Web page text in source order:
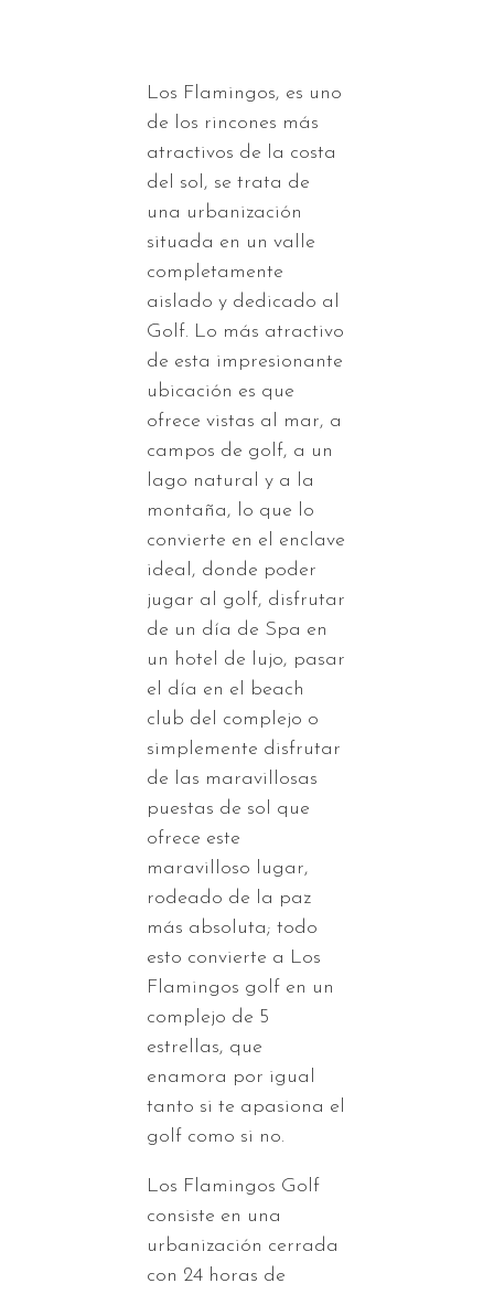
Los Flamingos, es uno
de los rincones más
atractivos de la costa
del sol, se trata de
una urbanización
situada en un valle
completamente
aislado y dedicado al
Golf. Lo más atractivo
de esta impresionante
ubicación es que
ofrece vistas al mar, a
campos de golf, a un
lago natural y a la
montaña, lo que lo
convierte en el enclave
ideal, donde poder
jugar al golf, disfrutar
de un día de Spa en
un hotel de lujo, pasar
el día en el beach
club del complejo o
simplemente disfrutar
de las maravillosas
puestas de sol que
ofrece este
maravilloso lugar,
rodeado de la paz
más absoluta; todo
esto convierte a Los
Flamingos golf en un
complejo de 5
estrellas, que
enamora por igual
tanto si te apasiona el
golf como si no.
Los Flamingos Golf
consiste en una
urbanización cerrada
con 24 horas de